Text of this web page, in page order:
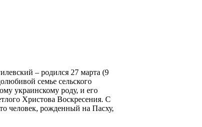
– родился 27 марта (9
семье сельского
украинскому роду, и его
Христова Воскресения. С
человек, рожденный на Пасху,